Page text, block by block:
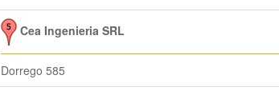
Cea Ingenieria SRL
Dorrego 585